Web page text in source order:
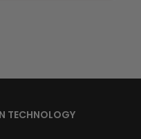
TECHNOLOGY